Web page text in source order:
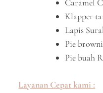
Caramel
Klapper
Lapis
Pie
Pie buah
Layanan Cepat kami :